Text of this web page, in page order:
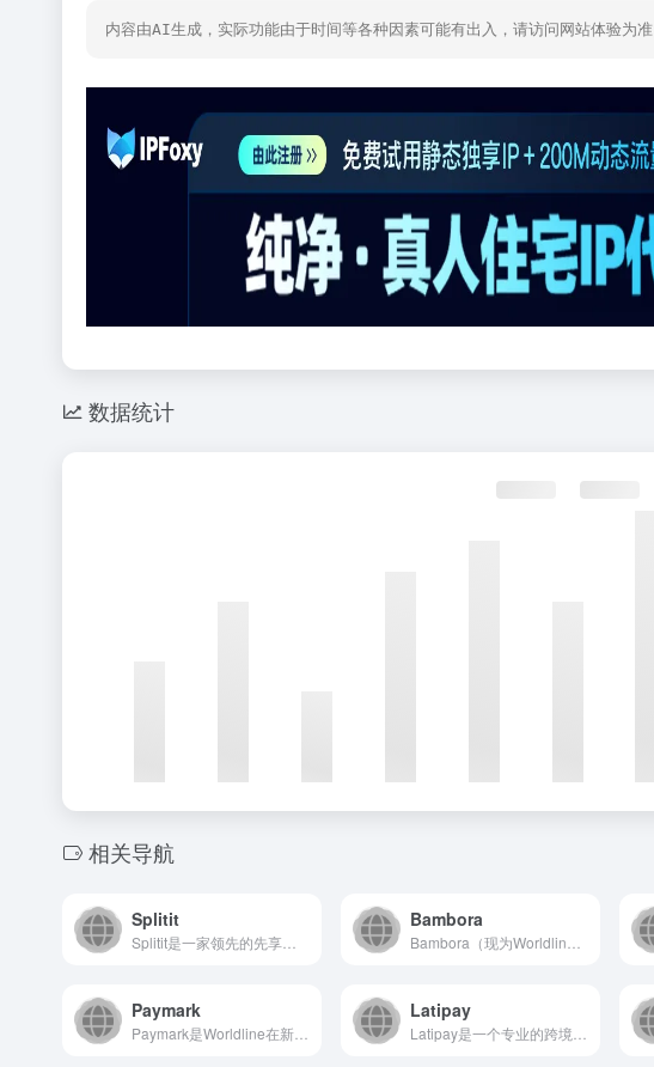
内容由AI生成，实际功能由于时间等各种因素可能有出入，请访问网站体验为准
数据统计
相关导航
Splitit Bambora
Paymark Latipay